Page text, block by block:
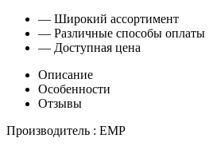
— Широкий ассортимент
— Различные способы оплаты
— Доступная цена
Описание
Особенности
Отзывы
Производитель : EMP